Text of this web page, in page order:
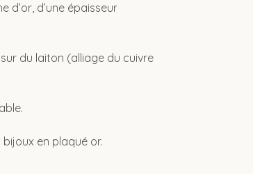
d’or, d’une épaisseur
du laiton (alliage du cuivre
en plaqué or.